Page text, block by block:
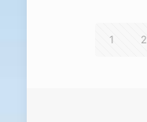
1 2